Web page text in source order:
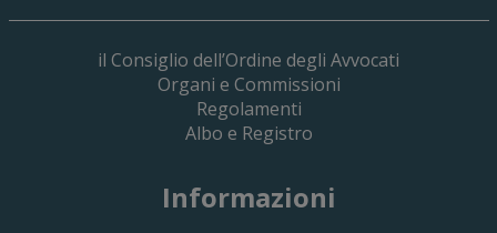
il Consiglio dell’Ordine degli Avvocati
Organi e Commissioni
Regolamenti
Albo e Registro
Informazioni